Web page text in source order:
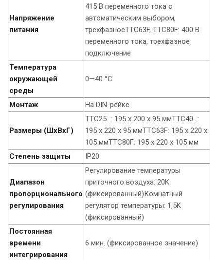
Напряжение
питания
415 В переменного тока с
автоматическим выбором,
трехфазноеTTC63F, TTC80F: 400 В
переменного тока, трехфазное
подключение
Температура
окружающей
среды
0—40 °C
Монтаж На DIN-рейке
Размеры (ШxВxГ)
TTC25…: 195 x 200 x 95 ммTTC40…:
195 x 220 x 95 ммTTC63F: 195 x 220 x
105 ммTTC80F: 195 x 220 x 105 мм
Степень защиты
IP20
Диапазон
пропорционального
регулирования
Регулирование температуры
приточного воздуха: 20K
(фиксированный)Комнатный
регулятор температуры: 1,5K
(фиксированный)
Постоянная
времени
интегрирования
6 мин. (фиксированное значение)